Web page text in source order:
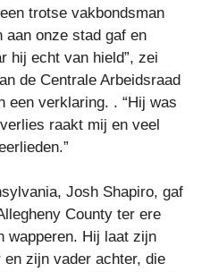
trotse vakbondsman
aan onze stad gaf en
hij echt van hield”, zei
de Centrale Arbeidsraad
een verklaring. . “Hij was
raakt mij en veel
Josh Shapiro, gaf
County ter ere
wapperen. Hij laat zijn
zijn vader achter, die